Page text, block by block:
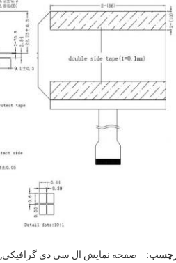
صفحه نمایش ال سی دی گرافیکی,